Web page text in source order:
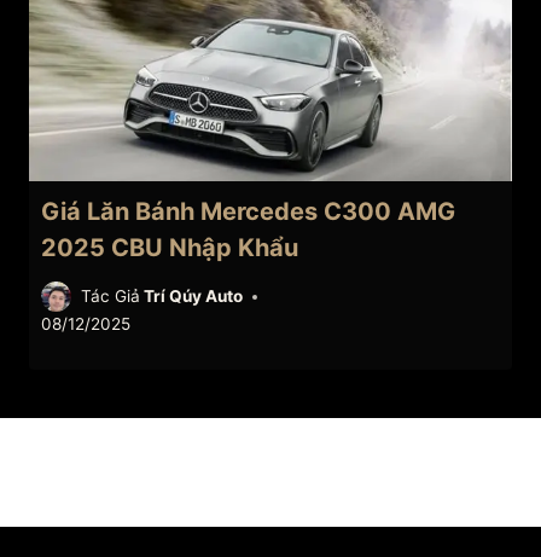
Giá Lăn Bánh Mercedes C300 AMG
2025 CBU Nhập Khẩu
Tác Giả Trí Qúy Auto
08/12/2025